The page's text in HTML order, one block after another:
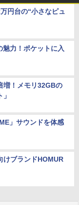
円台の“小さなピュ
魅力！ポケットに入
増！メモリ32GBの
」サウンドを体感
けブランドHOMUR